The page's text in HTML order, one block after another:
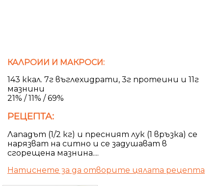
КАЛРОИИ И МАКРОСИ:
143 ккал. 7г въглехидрати, 3г протеини и 11г
мазнини
21% / 11% / 69%
РЕЦЕПТА:
Лападът (1/2 кг) и пресният лук (1 връзка) се
нарязват на ситно и се задушават в
сгорещена мазнина....
Натиснете за да отворите цялата рецепта